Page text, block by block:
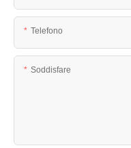
Telefono
Soddisfare